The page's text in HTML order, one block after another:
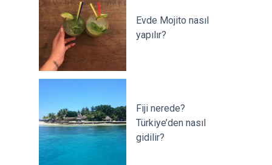
Evde Mojito nasıl
yapılır?
Fiji nerede?
Türkiye’den nasıl
gidilir?